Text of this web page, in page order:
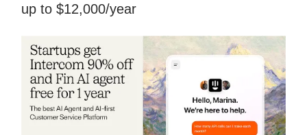
up to $12,000/year